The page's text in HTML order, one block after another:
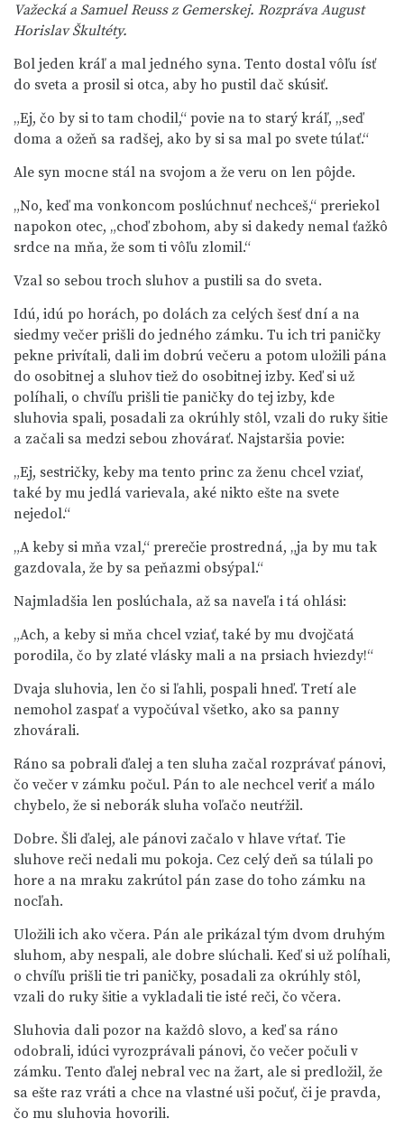
Važecká a Samuel Reuss z Gemerskej. Rozpráva August
Horislav Škultéty.
Bol jeden kráľ a mal jedného syna. Tento dostal vôľu ísť
do sveta a prosil si otca, aby ho pustil dač skúsiť.
„Ej, čo by si to tam chodil,“ povie na to starý kráľ, „seď
doma a ožeň sa radšej, ako by si sa mal po svete túlať.“
Ale syn mocne stál na svojom a že veru on len pôjde.
„No, keď ma vonkoncom poslúchnuť nechceš,“ preriekol
napokon otec, „choď zbohom, aby si dakedy nemal ťažkô
srdce na mňa, že som ti vôľu zlomil.“
Vzal so sebou troch sluhov a pustili sa do sveta.
Idú, idú po horách, po dolách za celých šesť dní a na
siedmy večer prišli do jedného zámku. Tu ich tri paničky
pekne privítali, dali im dobrú večeru a potom uložili pána
do osobitnej a sluhov tiež do osobitnej izby. Keď si už
políhali, o chvíľu prišli tie paničky do tej izby, kde
sluhovia spali, posadali za okrúhly stôl, vzali do ruky šitie
a začali sa medzi sebou zhovárať. Najstaršia povie:
„Ej, sestričky, keby ma tento princ za ženu chcel vziať,
také by mu jedlá varievala, aké nikto ešte na svete
nejedol.“
„A keby si mňa vzal,“ prerečie prostredná, „ja by mu tak
gazdovala, že by sa peňazmi obsýpal.“
Najmladšia len poslúchala, až sa naveľa i tá ohlási:
„Ach, a keby si mňa chcel vziať, také by mu dvojčatá
porodila, čo by zlaté vlásky mali a na prsiach hviezdy!“
Dvaja sluhovia, len čo si ľahli, pospali hneď. Tretí ale
nemohol zaspať a vypočúval všetko, ako sa panny
zhovárali.
Ráno sa pobrali ďalej a ten sluha začal rozprávať pánovi,
čo večer v zámku počul. Pán to ale nechcel veriť a málo
chybelo, že si neborák sluha voľačo neutŕžil.
Dobre. Šli ďalej, ale pánovi začalo v hlave vŕtať. Tie
sluhove reči nedali mu pokoja. Cez celý deň sa túlali po
hore a na mraku zakrútol pán zase do toho zámku na
nocľah.
Uložili ich ako včera. Pán ale prikázal tým dvom druhým
sluhom, aby nespali, ale dobre slúchali. Keď si už políhali,
o chvíľu prišli tie tri paničky, posadali za okrúhly stôl,
vzali do ruky šitie a vykladali tie isté reči, čo včera.
Sluhovia dali pozor na každô slovo, a keď sa ráno
odobrali, idúci vyrozprávali pánovi, čo večer počuli v
zámku. Tento ďalej nebral vec na žart, ale si predložil, že
sa ešte raz vráti a chce na vlastné uši počuť, či je pravda,
čo mu sluhovia hovorili.